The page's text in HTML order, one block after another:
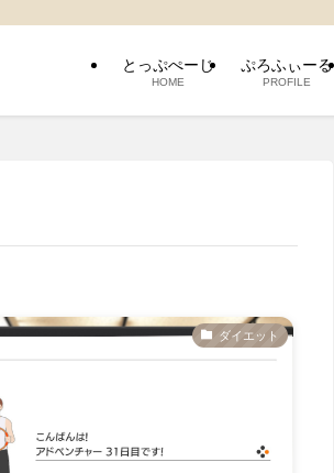
とっぷぺーじ
HOME
ぷろふぃーる
PROFILE
ダイエット